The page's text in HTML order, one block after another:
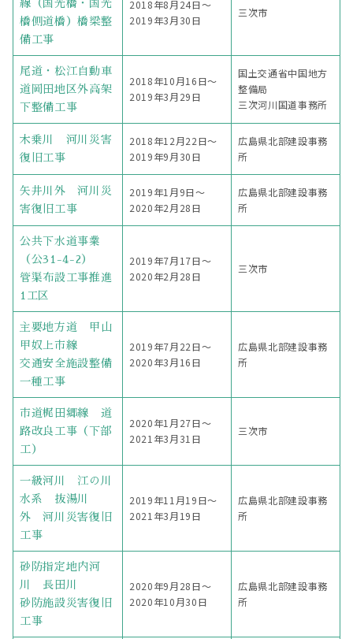
線（国光橋・国光
橋側道橋）橋梁整
備工事
2018年8月24日〜
2019年3月30日
三次市
尾道・松江自動車
道岡田地区外高架
下整備工事
2018年10月16日〜
2019年3月29日
国土交通省中国地方
整備局
三次河川国道事務所
木乗川 河川災害
復旧工事
2018年12月22日〜
2019年9月30日
広島県北部建設事務
所
矢井川外 河川災
害復旧工事
2019年1月9日〜
2020年2月28日
広島県北部建設事務
所
公共下水道事業
（公31-4-2）
管渠布設工事推進
1工区
2019年7月17日〜
2020年2月28日
三次市
主要地方道 甲山
甲奴上市線
交通安全施設整備
一種工事
2019年7月22日〜
2020年3月16日
広島県北部建設事務
所
市道梶田郷線 道
路改良工事（下部
工）
2020年1月27日〜
2021年3月31日
三次市
一級河川 江の川
水系 抜湯川
外 河川災害復旧
工事
2019年11月19日〜
2021年3月19日
広島県北部建設事務
所
砂防指定地内河
川 長田川
砂防施設災害復旧
工事
2020年9月28日〜
2020年10月30日
広島県北部建設事務
所